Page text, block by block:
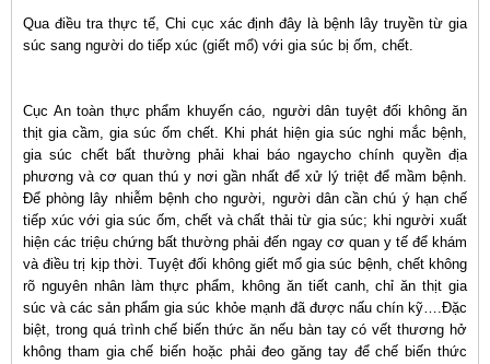
Qua điều tra thực tế, Chi cục xác định đây là bệnh lây truyền từ gia
súc sang người do tiếp xúc (giết mổ) với gia súc bị ốm, chết.
Cục An toàn thực phẩm khuyến cáo, người dân tuyệt đối không ăn
thịt gia cầm, gia súc ốm chết. Khi phát hiện gia súc nghi mắc bệnh,
gia súc chết bất thường phải khai báo ngaycho chính quyền địa
phương và cơ quan thú y nơi gần nhất để xử lý triệt để mầm bệnh.
Để phòng lây nhiễm bệnh cho người, người dân cần chú ý hạn chế
tiếp xúc với gia súc ốm, chết và chất thải từ gia súc; khi người xuất
hiện các triệu chứng bất thường phải đến ngay cơ quan y tế để khám
và điều trị kịp thời. Tuyệt đối không giết mổ gia súc bệnh, chết không
rõ nguyên nhân làm thực phẩm, không ăn tiết canh, chỉ ăn thịt gia
súc và các sản phẩm gia súc khỏe mạnh đã được nấu chín kỹ….Đặc
biệt, trong quá trình chế biến thức ăn nếu bàn tay có vết thương hở
không tham gia chế biến hoặc phải đeo găng tay để chế biến thức